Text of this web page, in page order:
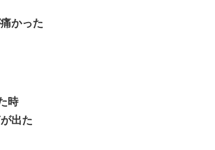
かった
時
出た